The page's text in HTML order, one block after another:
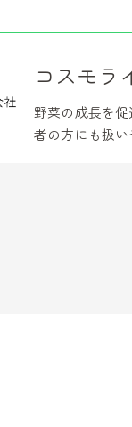
コスモラ
野菜の成長を
者の方にも扱